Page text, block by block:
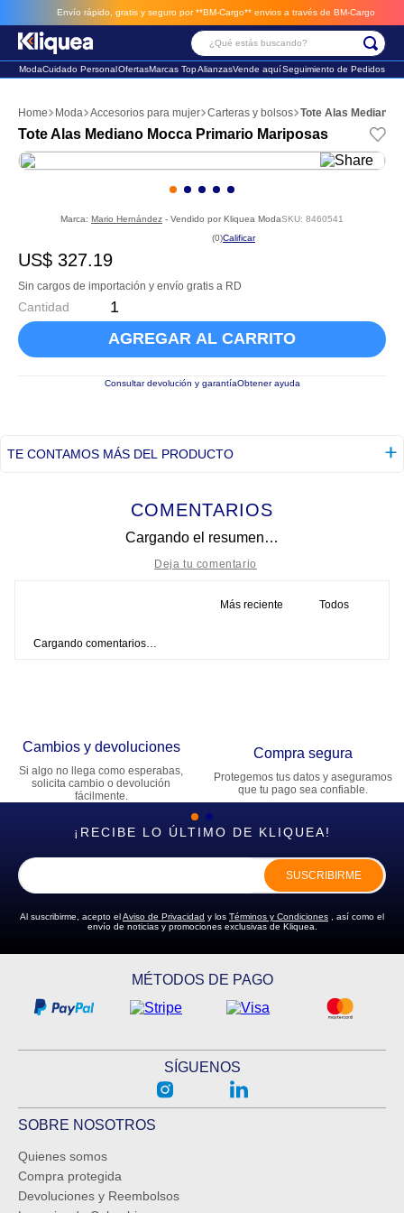
Envío rápido, gratis y seguro por **BM-Cargo** envios a través de BM-Cargo
¿Qué estás buscando?
ModaCuidado PersonalOfertasMarcas TopAlianzasVende aquíSeguimiento de Pedidos
Moda Accesorios para mujer Carteras y bolsos Tote Alas Mediano
Tote Alas Mediano Mocca Primario Mariposas
Marca: Mario Hernández - Vendido por Kliquea ModaSKU: 8460541
☆
(0)
US$ 327.19
Sin cargos de importación y envío gratis a RD
Cantidad
AGREGAR AL CARRITO
Consultar devolución y garantíaObtener ayuda
TE CONTAMOS MÁS DEL PRODUCTO
COMENTARIOS
Cargando el resumen…
Dirección de email
Más reciente Todos
Cargando comentarios…
Cambios y devoluciones
Si algo no llega como esperabas,
solicita cambio o devolución
fácilmente.
Compra segura
Protegemos tus datos y aseguramos
que tu pago sea confiable.
¡RECIBE LO ÚLTIMO DE KLIQUEA!
SUSCRIBIRME
Al suscribirme, acepto elAviso de Privacidad y los Términos y Condiciones , así como el
envío de noticias y promociones exclusivas de Kliquea.
MÉTODOS DE PAGO
SÍGUENOS
SOBRE NOSOTROS
Quienes somos
Compra protegida
Devoluciones y Reembolsos
2. sandalia